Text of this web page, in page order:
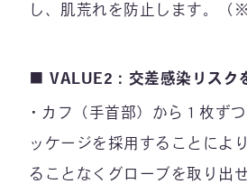
し、肌荒れを防止します。（
■ VALUE2：交差感染リスク
カフ（手首部）から１枚ず
ッケージを採用することによ
ることなくグローブを取り出